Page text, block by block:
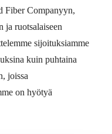
Fiber Companyyn,
ruotsalaiseen
sijoituksiamme
kuin puhtaina
joissa
on hyötyä